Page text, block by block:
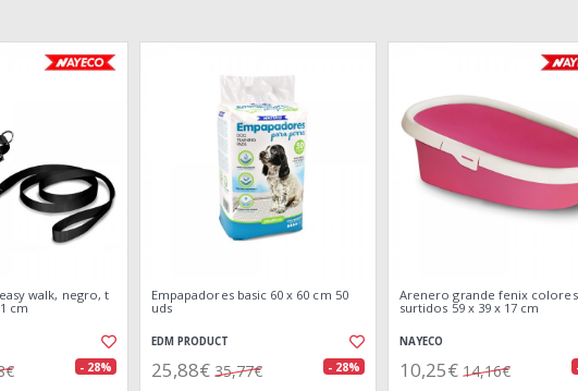
walk, negro, t
cm
- 28%
Empapadores basic 60 x 60 cm 50
uds
EDM PRODUCT
25,88€ 35,77€ - 28%
Arenero grande fenix colores
surtidos 59 x 39 x 17 cm
NAYECO
10,25€ 14,16€